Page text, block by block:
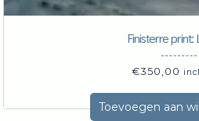
Finisterre print:
€350,00
Toevoegen aan